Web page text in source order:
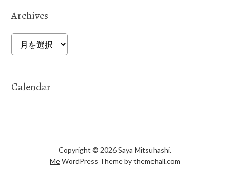
Archives
Archives
Calendar
Copyright © 2026 Saya Mitsuhashi.
MeWordPress Theme by themehall.com